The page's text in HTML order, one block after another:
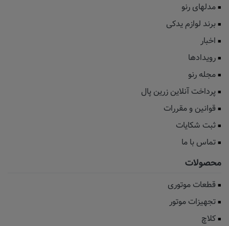
مدلهای رنو
برند لوازم یدکی
اخبار
رویدادها
مجله رنو
پرداخت آنلاین زرین پال
قوانین و مقررات
ثبت شکایات
تماس با ما
محصولات
قطعات موتوری
تجهیزات موتور
کلاچ